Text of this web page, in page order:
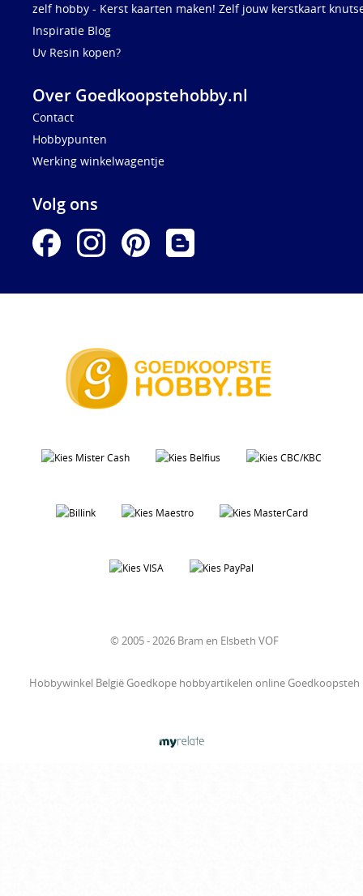
zelf hobby - Kerst kaarten maken! Zelf jouw kerstkaart
Inspiratie Blog
Uv Resin kopen?
Over Goedkoopstehobby.nl
Contact
Hobbypunten
Werking winkelwagentje
Volg ons
© 2005 - 2026 Bram en Elsbeth VOF
Hobbywinkel België Goedkope hobbyartikelen online Goedkoopsteh